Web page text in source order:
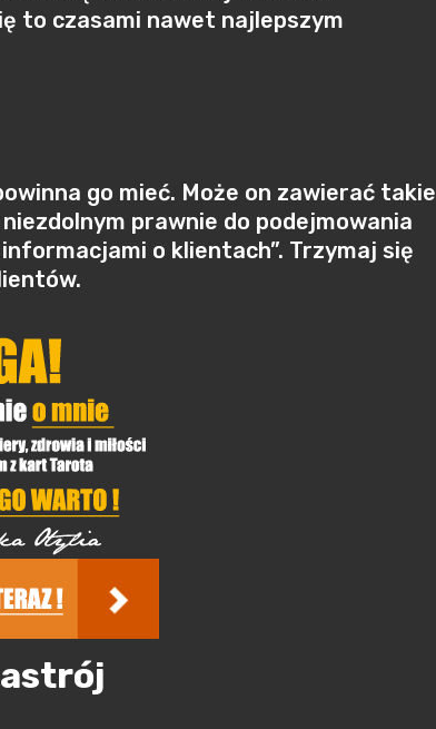
to czasami nawet najlepszym
go mieć. Może on zawierać takie
prawnie do podejmowania
o klientach”. Trzymaj się